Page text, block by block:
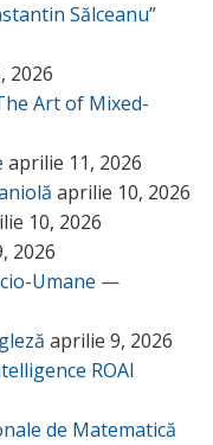
Sălceanu”
2026
Art of Mixed-
aprilie 11, 2026
aprilie 10, 2026
10, 2026
2026
Umane —
aprilie 9, 2026
ROAI
de Matematică